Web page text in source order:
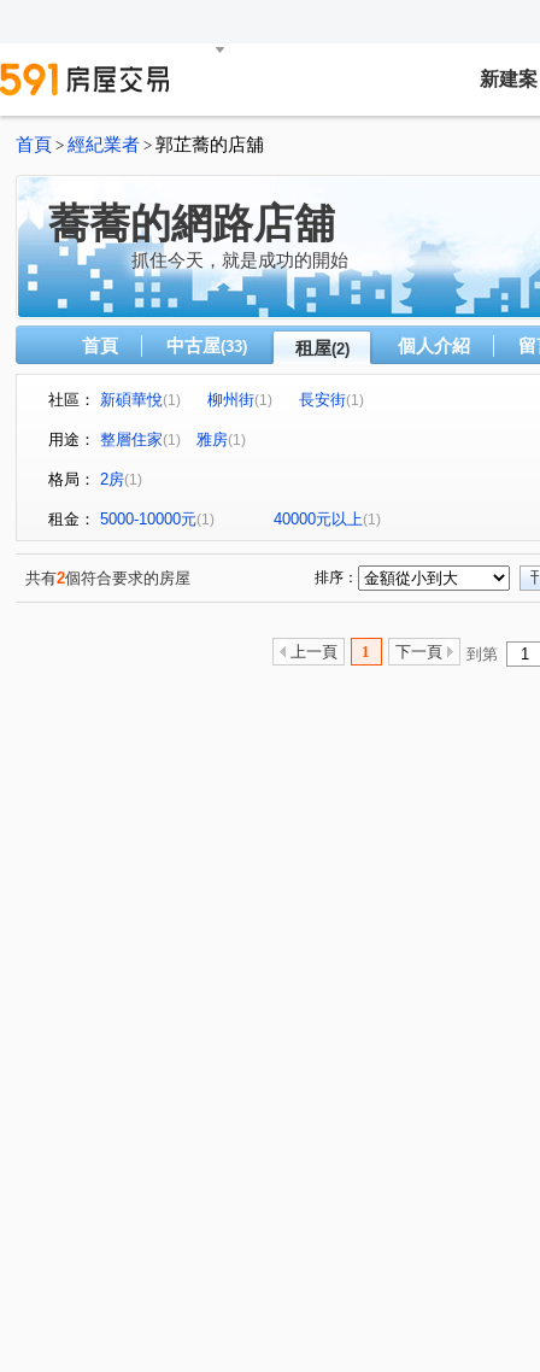
新建案
首頁 > 經紀業者 > 郭芷蕎的店舖
蕎蕎的網路店舖
抓住今天，就是成功的開始
首頁 中古屋(33) 租屋(2) 個人介紹
社區： 新碩華悅(1) 柳州街(1) 長安街(1)
用途： 整層住家(1) 雅房(1)
格局： 2房(1)
租金： 5000-10000元(1) 40000元以上(1)
共有2個符合要求的房屋 排序：
上一頁 1 下一頁 到第